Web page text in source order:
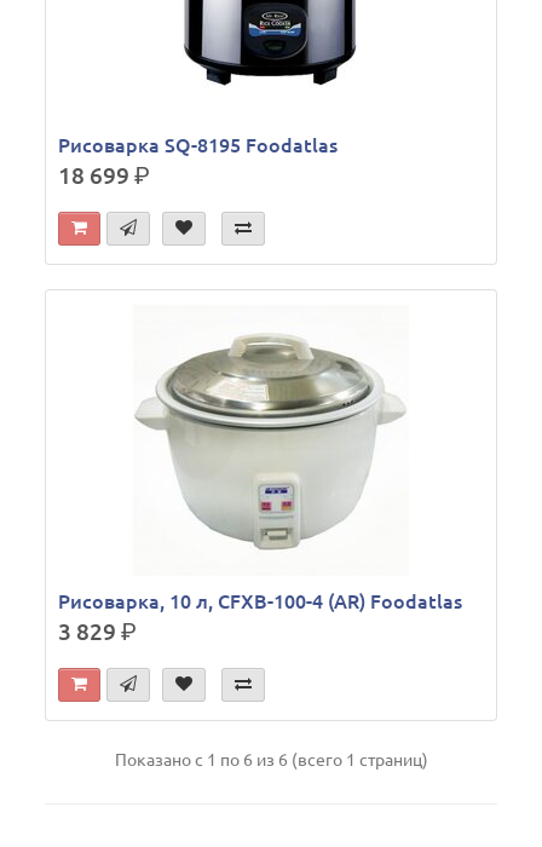
Рисоварка SQ-8195 Foodatlas
18 699р.
Рисоварка, 10 л, CFXB-100-4 (AR) Foodatlas
3 829р.
Показано с 1 по 6 из 6 (всего 1 страниц)